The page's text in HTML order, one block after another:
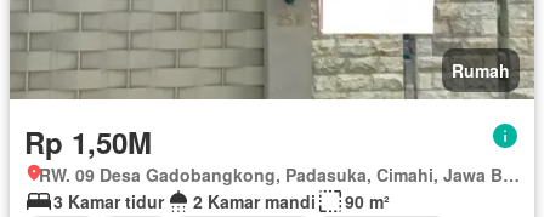
Rumah
Rp 1,50M
RW. 09 Desa Gadobangkong, Padasuka, Cimahi, Jawa Barat
3 Kamar tidur
2 Kamar mandi
90 m²